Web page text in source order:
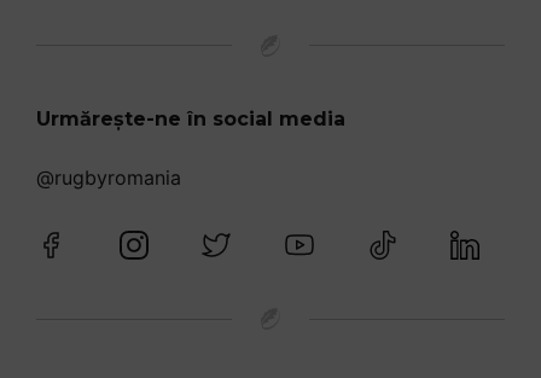
Urmărește-ne în social media
@rugbyromania